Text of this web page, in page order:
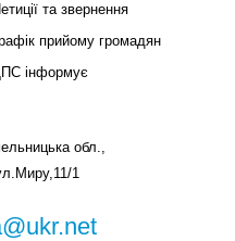
та звернення
прийому громадян
інформує
обл.,
1